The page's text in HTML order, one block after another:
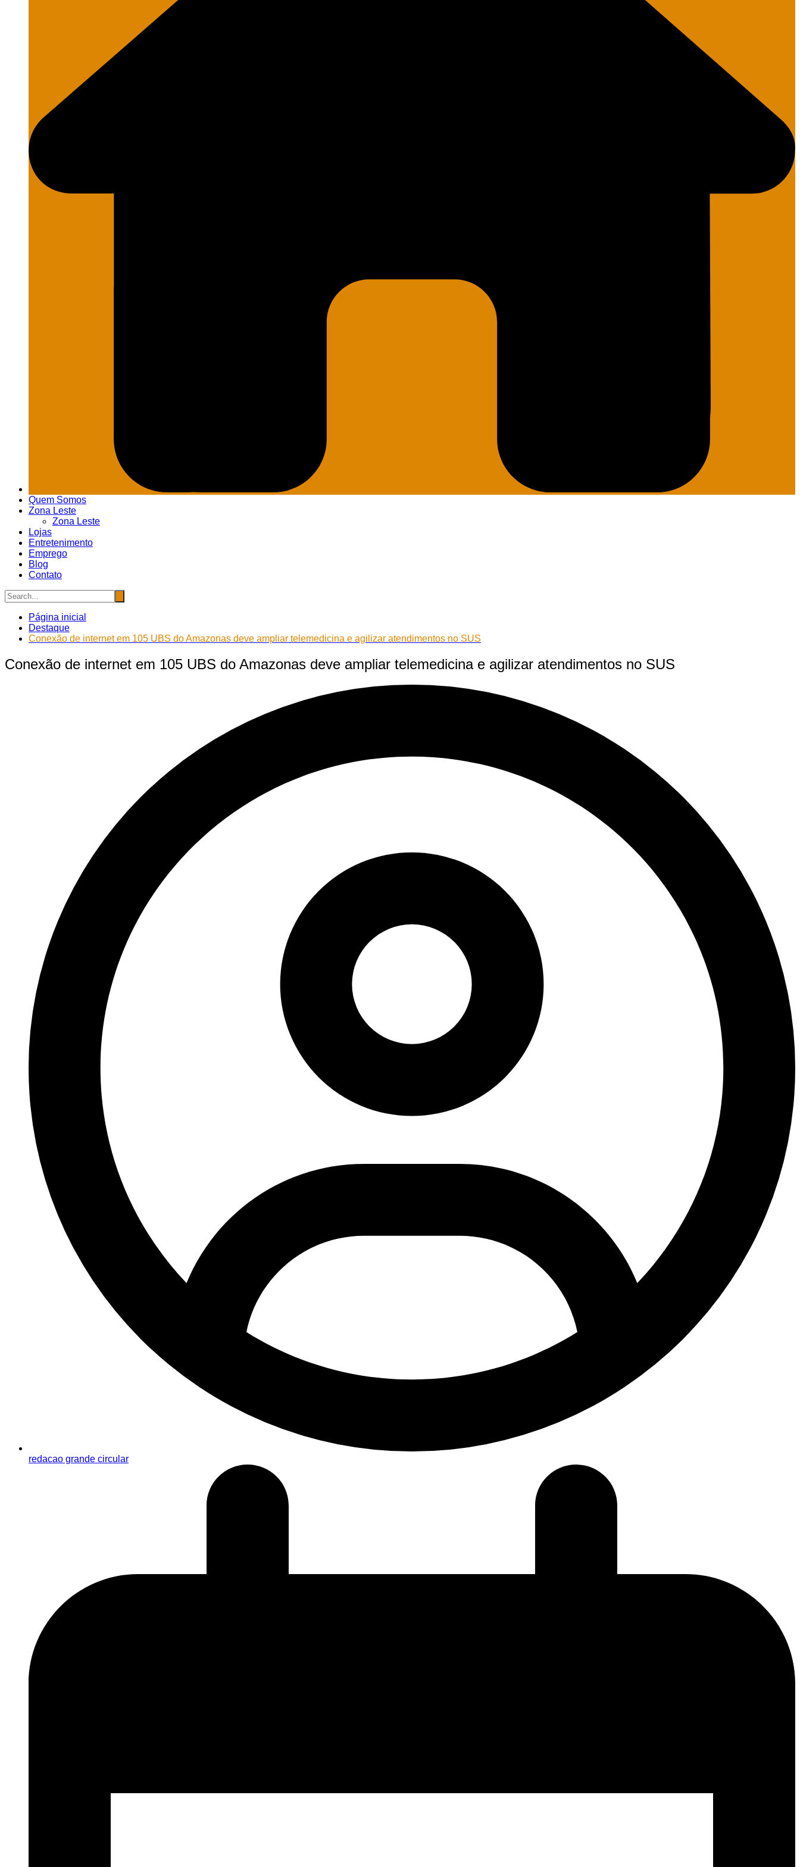
Quem Somos
Zona Leste
Zona Leste
Lojas
Entretenimento
Emprego
Blog
Contato
Página inicial
Destaque
Conexão de internet em 105 UBS do Amazonas deve ampliar telemedicina e agilizar atendimentos no SUS
Conexão de internet em 105 UBS do Amazonas deve ampliar telemedicina e agilizar atendimentos no SUS
redacao grande circular